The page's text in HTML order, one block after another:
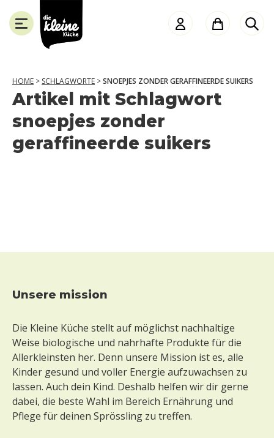
die
Kleine
Küche
SCHLIESSEN
HOME > SCHLAGWORTE >SNOEPJES ZONDER GERAFFINEERDE SUIKERS
Artikel mit Schlagwort
snoepjes zonder
geraffineerde suikers
Footer
unsere mission
Die Kleine Küche stellt auf möglichst nachhaltige
Weise biologische und nahrhafte Produkte für die
Allerkleinsten her. Denn unsere Mission ist es, alle
Kinder gesund und voller Energie aufzuwachsen zu
lassen. Auch dein Kind. Deshalb helfen wir dir gerne
dabei, die beste Wahl im Bereich Ernährung und
Pflege für deinen Sprössling zu treffen.